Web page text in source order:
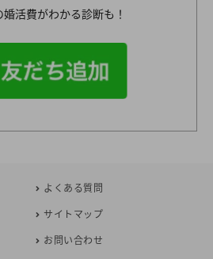
活費がわかる診断も！
よくある質問
サイトマップ
お問い合わせ